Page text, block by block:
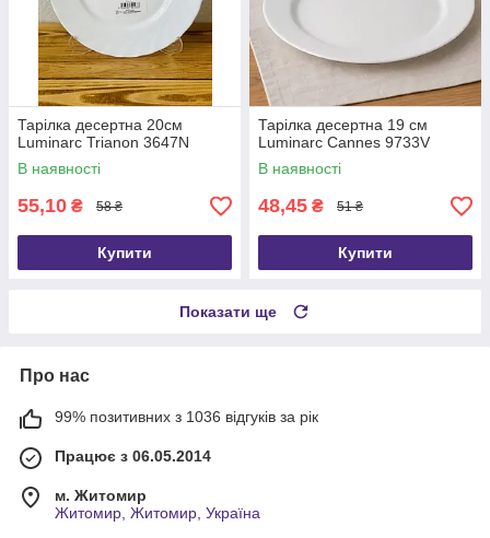
Тарілка десертна 20см
Luminarc Trianon 3647N
В наявності
55,10 ₴ 58 ₴
Купити
Тарілка десертна 19 см
Luminarc Cannes 9733V
В наявності
48,45 ₴ 51 ₴
Купити
Показати ще
Про нас
99% позитивних з 1036 відгуків за рік
Працює з 06.05.2014
м. Житомир
Житомир, Житомир, Україна